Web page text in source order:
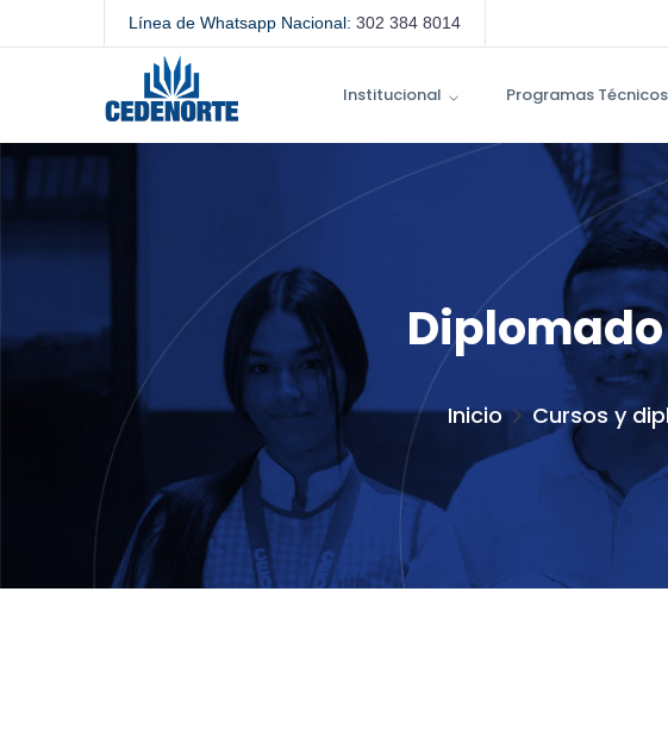
Línea de Whatsapp Nacional: 302 384 8014
Institucional Programas Técnicos
Inicio Cursos y